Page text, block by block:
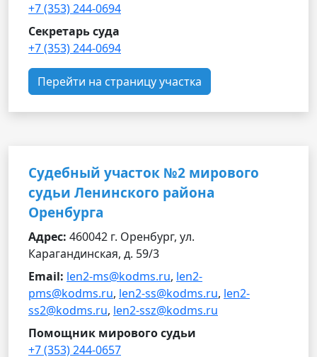
+7 (353) 244-0694
Секретарь суда
+7 (353) 244-0694
Перейти на страницу участка
Судебный участок №2 мирового
судьи Ленинского района
Оренбурга
Адрес: 460042 г. Оренбург, ул.
Карагандинская, д. 59/3
Email: len2-ms@kodms.ru, len2-
pms@kodms.ru, len2-ss@kodms.ru, len2-
ss2@kodms.ru, len2-ssz@kodms.ru
Помощник мирового судьи
+7 (353) 244-0657